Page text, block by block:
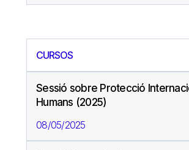
CURSOS
Sessió sobre Protecció
Humans (2025)
08/05/2025